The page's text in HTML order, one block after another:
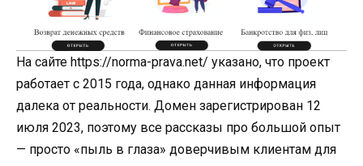
На сайте https://norma-prava.net/ указано, что проект
работает с 2015 года, однако данная информация
далека от реальности. Домен зарегистрирован 12
июля 2023, поэтому все рассказы про большой опыт
— просто «пыль в глаза» доверчивым клиентам для